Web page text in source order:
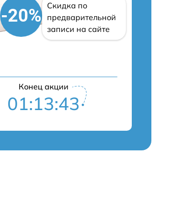
-20%
Скидка по
предварительной
записи на сайте
Конец акции
01:13:42